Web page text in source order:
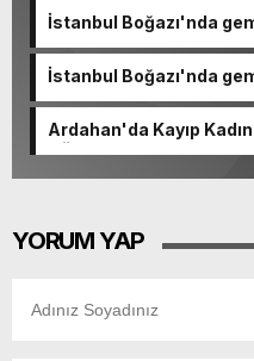
İstanbul Boğazı'nda
İstanbul Boğazı'nda
Ardahan'da Kayıp
Gözaltında
YORUM YAP